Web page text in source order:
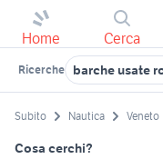
Home Cerca
Ricerche barche usate
Subito Nautica Veneto
Cosa cerchi?